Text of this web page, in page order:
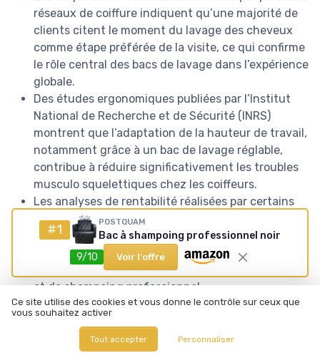
réseaux de coiffure indiquent qu’une majorité de
clients citent le moment du lavage des cheveux
comme étape préférée de la visite, ce qui confirme
le rôle central des bacs de lavage dans l’expérience
globale.
Des études ergonomiques publiées par l’Institut
National de Recherche et de Sécurité (INRS)
montrent que l’adaptation de la hauteur de travail,
notamment grâce à un bac de lavage réglable,
contribue à réduire significativement les troubles
musculo squelettiques chez les coiffeurs.
Les analyses de rentabilité réalisées par certains
groupements de salons estiment qu’un
positionnement « head spa » autour de bacs
shampoing haut de gamme peut augmenter le
panier moyen, principalement via la vente de soins
et de shampoing professionnel.
Les fabricants spécialisés dans le mobilier de
entretenu possède une durée de vie moyenne de
plusieurs années, ce qui permet d’amortir
#1 POSTQUAM
Bac à shampoing professionnel noir
9/10
Voir l'offre
Ce site utilise des cookies et vous donne le contrôle sur ceux que
vous souhaitez activer
Tout accepter Personnaliser